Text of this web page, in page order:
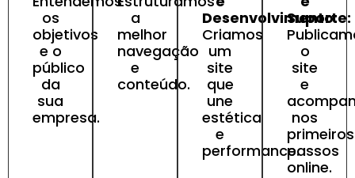
os
objetivos
e o
público
da
sua
empresa.
a
melhor
navegação
e
conteúdo.
Desenvolvimento:
Criamos
um
site
que
une
estética
e
performance.
Suporte:
o
site
e
nos
primeiros
passos
online.